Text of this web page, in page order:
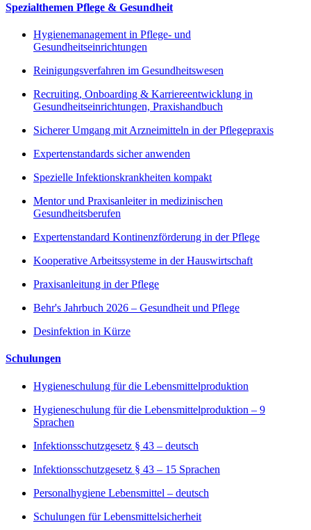
Spezialthemen Pflege & Gesundheit
Hygienemanagement in Pflege- und
Gesundheitseinrichtungen
Reinigungsverfahren im Gesundheitswesen
Recruiting, Onboarding & Karriereentwicklung in
Gesundheitseinrichtungen, Praxishandbuch
Sicherer Umgang mit Arzneimitteln in der Pflegepraxis
Expertenstandards sicher anwenden
Spezielle Infektionskrankheiten kompakt
Mentor und Praxisanleiter in medizinischen
Gesundheitsberufen
Expertenstandard Kontinenzförderung in der Pflege
Kooperative Arbeitssysteme in der Hauswirtschaft
Praxisanleitung in der Pflege
Behr's Jahrbuch 2026 – Gesundheit und Pflege
Desinfektion in Kürze
Schulungen
Hygieneschulung für die Lebensmittelproduktion
Hygieneschulung für die Lebensmittelproduktion – 9
Sprachen
Infektionsschutzgesetz § 43 – deutsch
Infektionsschutzgesetz § 43 – 15 Sprachen
Personalhygiene Lebensmittel – deutsch
Schulungen für Lebensmittelsicherheit